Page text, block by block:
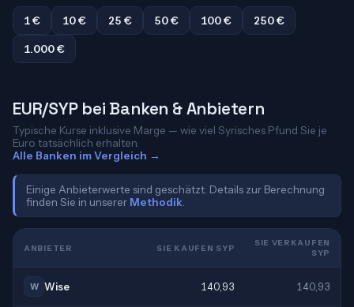
1 € 10 € 25 € 50 € 100 €
250 €
1.000 €
EUR/SYP bei Banken & Anbietern
Typische Kurse inklusive Marge — wie viel Syrisches Pfund Sie je
Euro tatsächlich erhalten.
Alle Banken im Vergleich →
Einige Anbieterwerte sind geschätzt. Details zur Berechnung
finden Sie in unserer Methodik
ANBIETER SIE KAUFEN SYP
SIE VERKAUFEN
SYP
W Wise 140,93 140,93